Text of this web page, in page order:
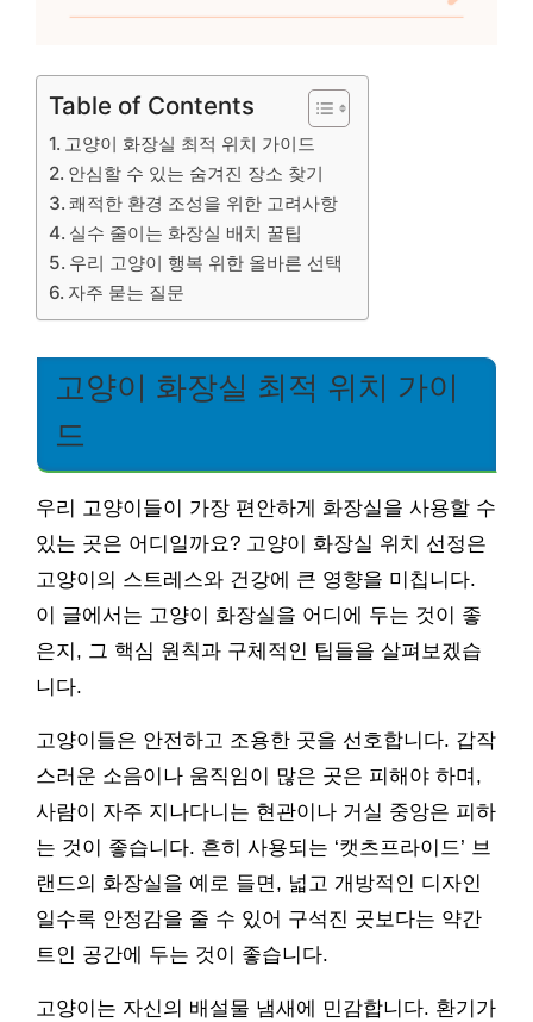
Table of Contents
고양이 화장실 최적 위치 가이드
안심할 수 있는 숨겨진 장소 찾기
쾌적한 환경 조성을 위한 고려사항
실수 줄이는 화장실 배치 꿀팁
우리 고양이 행복 위한 올바른 선택
자주 묻는 질문
고양이 화장실 최적 위치 가이
드
우리 고양이들이 가장 편안하게 화장실을 사용할 수
있는 곳은 어디일까요? 고양이 화장실 위치 선정은
고양이의 스트레스와 건강에 큰 영향을 미칩니다.
이 글에서는 고양이 화장실을 어디에 두는 것이 좋
은지, 그 핵심 원칙과 구체적인 팁들을 살펴보겠습
니다.
고양이들은 안전하고 조용한 곳을 선호합니다. 갑작
스러운 소음이나 움직임이 많은 곳은 피해야 하며,
사람이 자주 지나다니는 현관이나 거실 중앙은 피하
는 것이 좋습니다. 흔히 사용되는 ‘캣츠프라이드’ 브
랜드의 화장실을 예로 들면, 넓고 개방적인 디자인
일수록 안정감을 줄 수 있어 구석진 곳보다는 약간
트인 공간에 두는 것이 좋습니다.
고양이는 자신의 배설물 냄새에 민감합니다. 환기가